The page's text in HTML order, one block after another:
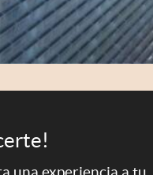
una experiencia a tu